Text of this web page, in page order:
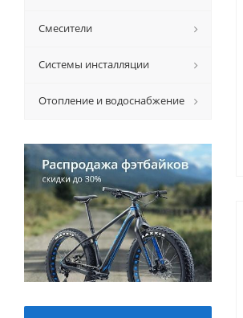
Смесители
Системы инсталляции
Отопление и водоснабжение